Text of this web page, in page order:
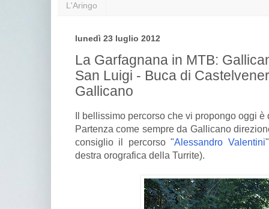
L'Aringo
lunedì 23 luglio 2012
La Garfagnana in MTB:
San Luigi - Buca di
Gallicano
Il bellissimo percorso che vi propongo oggi è
Partenza come sempre da Gallicano
consiglio il percorso "Alessandro Valentini
destra orografica della Turrite).